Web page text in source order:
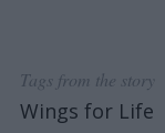
Tags from the story
Wings for Life